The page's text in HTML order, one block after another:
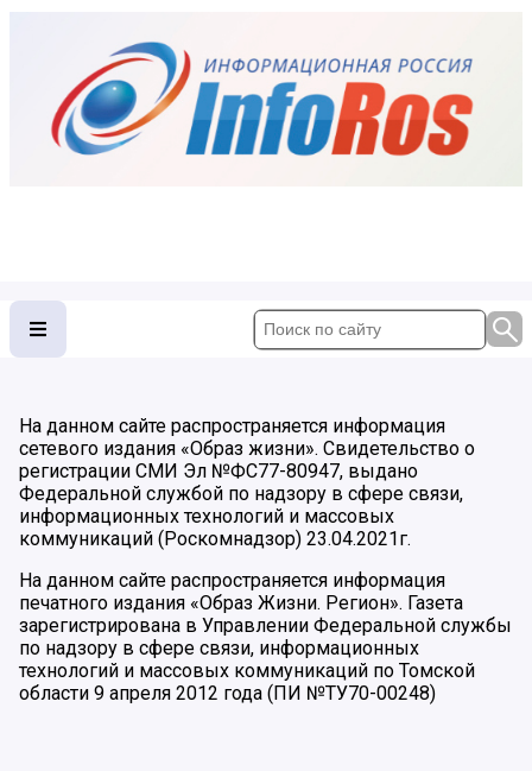
На данном сайте распространяется информация
сетевого издания «Образ жизни». Свидетельство о
регистрации СМИ Эл №ФС77-80947, выдано
Федеральной службой по надзору в сфере связи,
информационных технологий и массовых
коммуникаций (Роскомнадзор) 23.04.2021г.
На данном сайте распространяется информация
печатного издания «Образ Жизни. Регион». Газета
зарегистрирована в Управлении Федеральной службы
по надзору в сфере связи, информационных
технологий и массовых коммуникаций по Томской
области 9 апреля 2012 года (ПИ №ТУ70-00248)